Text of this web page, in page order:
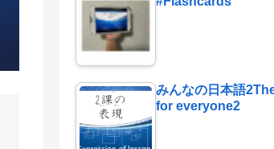
みんなの日本語
for everyone2